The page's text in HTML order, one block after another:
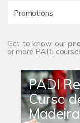
Get to know our
or more PADI
PADI
Curso
Madeira